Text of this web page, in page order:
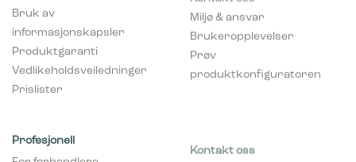
Bruk av
informasjonskapsler
Produktgaranti
Vedlikeholdsveiledninger
Prislister
Miljø & ansvar
Brukeropplevelser
Prøv
produktkonfiguratoren
info@bicasolutions.dk